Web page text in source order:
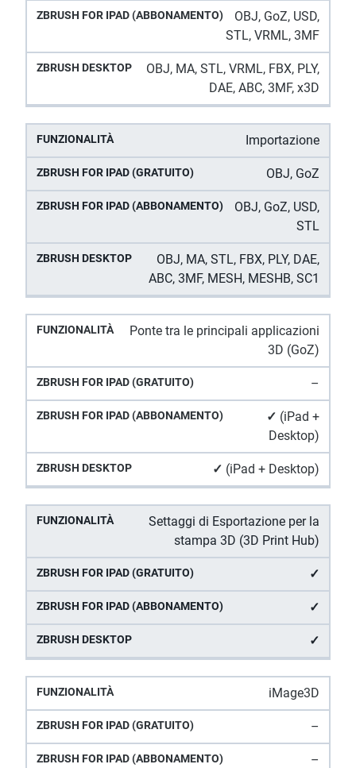
OBJ, GoZ, USD,
STL, VRML, 3MF
OBJ, MA, STL, VRML, FBX, PLY,
DAE, ABC, 3MF, x3D
Importazione
OBJ, GoZ
OBJ, GoZ, USD,
STL
OBJ, MA, STL, FBX, PLY, DAE,
ABC, 3MF, MESH, MESHB, SC1
Ponte tra le principali applicazioni
3D (GoZ)
–
✓ (iPad +
Desktop)
✓ (iPad + Desktop)
Settaggi di Esportazione per la
stampa 3D (3D Print Hub)
✓
✓
✓
iMage3D
–
–